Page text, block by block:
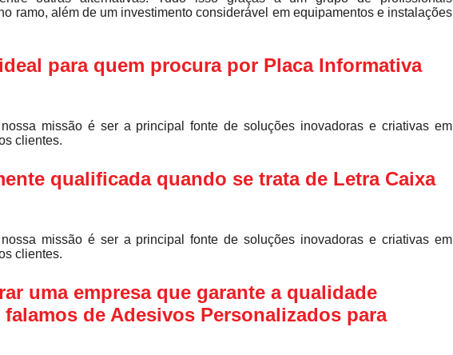
ramo, além de um investimento considerável em equipamentos e instalações
para quem procura por Placa Informativa
missão é ser a principal fonte de soluções inovadoras e criativas em
clientes.
qualificada quando se trata de Letra Caixa
missão é ser a principal fonte de soluções inovadoras e criativas em
clientes.
uma empresa que garante a qualidade
de Adesivos Personalizados para